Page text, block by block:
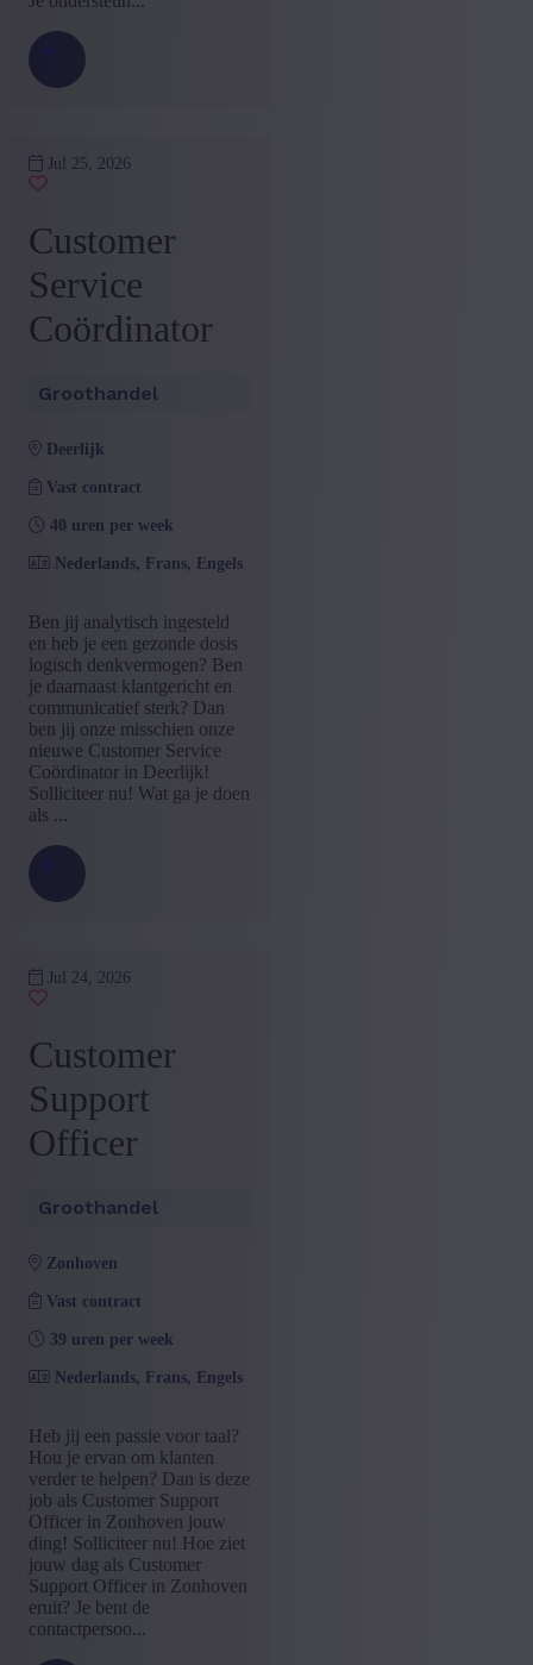
Jul 25, 2026
Customer
Service
Coördinator
Groothandel
deerlijk
Vast contract
40 uren per week
Nederlands, Frans, Engels
Ben jij analytisch ingesteld
en heb je een gezonde dosis
logisch denkvermogen? Ben
je daarnaast klantgericht en
communicatief sterk? Dan
ben jij onze misschien onze
nieuwe Customer Service
Coördinator in Deerlijk!
Solliciteer nu! Wat ga je doen
als ...
Jul 24, 2026
Customer
Support
Officer
Groothandel
zonhoven
Vast contract
39 uren per week
Nederlands, Frans, Engels
Heb jij een passie voor taal?
Hou je ervan om klanten
verder te helpen? Dan is deze
job als Customer Support
Officer in Zonhoven jouw
ding! Solliciteer nu! Hoe ziet
jouw dag als Customer
Support Officer in Zonhoven
eruit? Je bent de
contactpersoo...